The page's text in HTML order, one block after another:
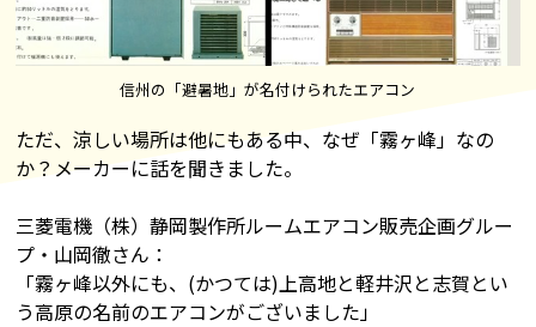
信州の「避暑地」が名付けられたエアコン
ただ、涼しい場所は他にもある中、なぜ「霧ヶ峰」なの
か？メーカーに話を聞きました。
三菱電機（株）静岡製作所ルームエアコン販売企画グルー
プ・山岡徹さん：
「霧ヶ峰以外にも、(かつては)上高地と軽井沢と志賀とい
う高原の名前のエアコンがございました」